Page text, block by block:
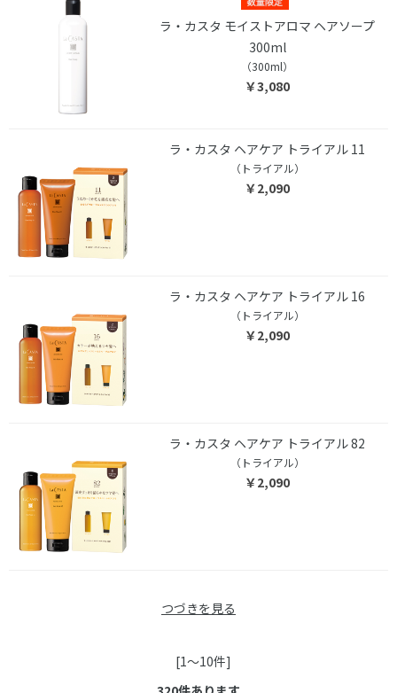
ラ・カスタ モイストアロマ ヘアソープ
300ml
（300ml）
￥3,080
ラ・カスタ ヘアケア トライアル 11
（トライアル）
￥2,090
ラ・カスタ ヘアケア トライアル 16
（トライアル）
￥2,090
ラ・カスタ ヘアケア トライアル 82
（トライアル）
￥2,090
つづきを見る
[1～10件]